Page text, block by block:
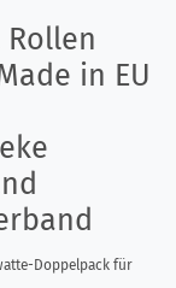
in EU
Doppelpack für